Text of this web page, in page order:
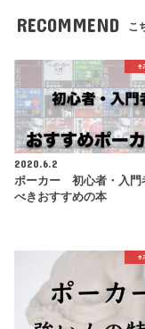
RECOMMEND こ
♠️
2020.6.2
ポーカー 初心者・入門
べきおすすめの本
♠️